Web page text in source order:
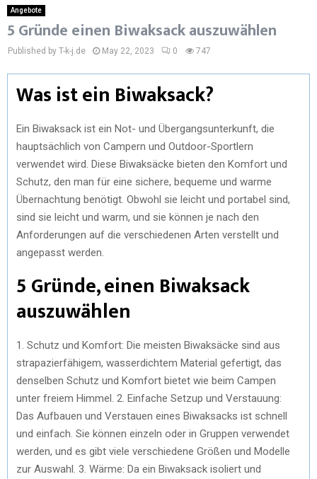
Angebote
5 Gründe einen Biwaksack auszuwählen
Published by T-k-j.de May 22, 2023 0 747
Was ist ein Biwaksack?
Ein Biwaksack ist ein Not- und Übergangsunterkunft, die
hauptsächlich von Campern und Outdoor-Sportlern
verwendet wird. Diese Biwaksäcke bieten den Komfort und
Schutz, den man für eine sichere, bequeme und warme
Übernachtung benötigt. Obwohl sie leicht und portabel sind,
sind sie leicht und warm, und sie können je nach den
Anforderungen auf die verschiedenen Arten verstellt und
angepasst werden.
5 Gründe, einen Biwaksack
auszuwählen
1. Schutz und Komfort: Die meisten Biwaksäcke sind aus
strapazierfähigem, wasserdichtem Material gefertigt, das
denselben Schutz und Komfort bietet wie beim Campen
unter freiem Himmel. 2. Einfache Setzup und Verstauung:
Das Aufbauen und Verstauen eines Biwaksacks ist schnell
und einfach. Sie können einzeln oder in Gruppen verwendet
werden, und es gibt viele verschiedene Größen und Modelle
zur Auswahl. 3. Wärme: Da ein Biwaksack isoliert und